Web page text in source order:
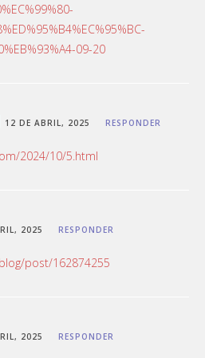
09-20
12 DE ABRIL, 2025 RESPONDER
2024/10/5.html
2025 RESPONDER
post/162874255
2025 RESPONDER